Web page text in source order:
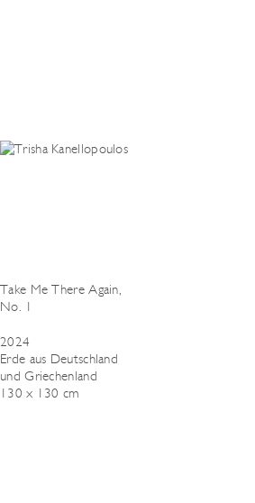
Take Me There Again,
No. 1
2024
Erde aus Deutschland
und Griechenland
130 x 130 cm